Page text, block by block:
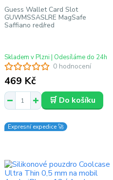
0 hodnocení
Guess Wallet Card Slot
GUWMSSASLRE MagSafe
Saffiano red/red
469 Kč
Skladem v Plzni | Odesíláme do 24h
🛒 Do košíku
Expresní expedice 🚀